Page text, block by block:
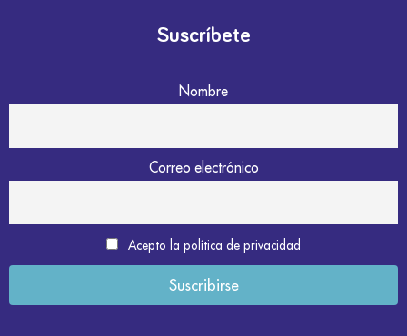
Suscríbete
Nombre
Correo electrónico
Acepto la política de privacidad